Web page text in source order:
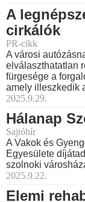
A
cirkálók
PR-cikk
A városi
elválaszthatatlan
fürgesége a
amely illeszkedik
2025.9.29.
Hálanap
Sajtóhír
A Vakok és
Egyesülete
szolnoki
2025.9.22.
Elemi